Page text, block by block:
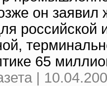
он заявил
российской
65
|